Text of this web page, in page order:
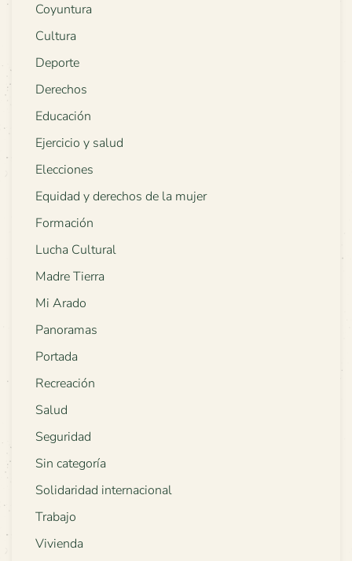
Coyuntura
Cultura
Deporte
Derechos
Educación
Ejercicio y salud
Elecciones
Equidad y derechos de la mujer
Formación
Lucha Cultural
Madre Tierra
Mi Arado
Panoramas
Portada
Recreación
Salud
Seguridad
Sin categoría
Solidaridad internacional
Trabajo
Vivienda